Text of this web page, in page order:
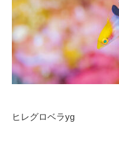
ヒレグロベラyg